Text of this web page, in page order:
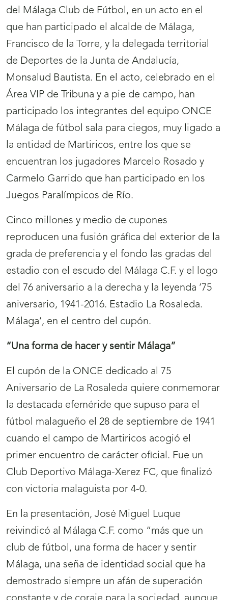
del Málaga Club de Fútbol, en un acto en el
que han participado el alcalde de Málaga,
Francisco de la Torre, y la delegada territorial
de Deportes de la Junta de Andalucía,
Monsalud Bautista. En el acto, celebrado en el
Área VIP de Tribuna y a pie de campo, han
participado los integrantes del equipo ONCE
Málaga de fútbol sala para ciegos, muy ligado a
la entidad de Martiricos, entre los que se
encuentran los jugadores Marcelo Rosado y
Carmelo Garrido que han participado en los
Juegos Paralímpicos de Río.
Cinco millones y medio de cupones
reproducen una fusión gráfica del exterior de la
grada de preferencia y el fondo las gradas del
estadio con el escudo del Málaga C.F. y el logo
del 76 aniversario a la derecha y la leyenda ’75
aniversario, 1941-2016. Estadio La Rosaleda.
Málaga’, en el centro del cupón.
“Una forma de hacer y sentir Málaga”
El cupón de la ONCE dedicado al 75
Aniversario de La Rosaleda quiere conmemorar
la destacada efeméride que supuso para el
fútbol malagueño el 28 de septiembre de 1941
cuando el campo de Martiricos acogió el
primer encuentro de carácter oficial. Fue un
Club Deportivo Málaga-Xerez FC, que finalizó
con victoria malaguista por 4-0.
En la presentación, José Miguel Luque
reivindicó al Málaga C.F. como “más que un
club de fútbol, una forma de hacer y sentir
Málaga, una seña de identidad social que ha
demostrado siempre un afán de superación